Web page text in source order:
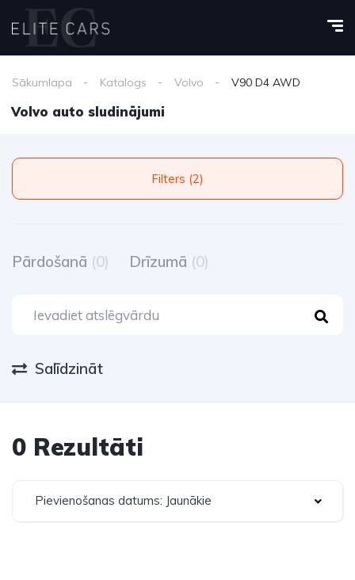
Sākumlapa Katalogs Volvo V90 D4 AWD
Volvo auto sludinājumi
Filters (2)
Pārdošanā (0) Drīzumā (0)
Salīdzināt
0 Rezultāti
Pievienošanas datums: Jaunākie